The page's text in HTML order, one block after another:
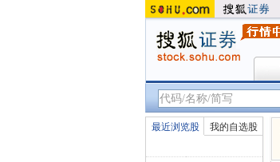
最近浏览股 我的自选股